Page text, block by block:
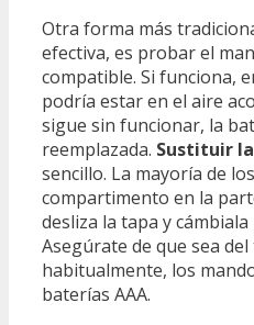
Otra forma más
efectiva, es probar el
compatible. Si funciona,
podría estar en el aire
sigue sin funcionar, la
reemplazada. Sustituir
sencillo. La mayoría de
compartimento en la
desliza la tapa y
Asegúrate de que sea
habitualmente, los
baterías AAA.